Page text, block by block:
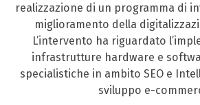
realizzazione di un programma di
miglioramento della
L’intervento ha riguardato
infrastrutture hardware e
specialistiche in ambito SEO e
sviluppo e-